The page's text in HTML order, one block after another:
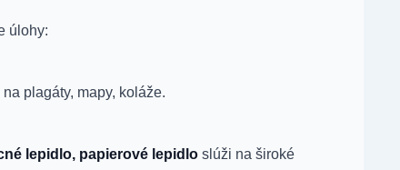
úlohy:
plagáty, mapy, koláže.
lepidlo, papierové lepidlo slúži na široké